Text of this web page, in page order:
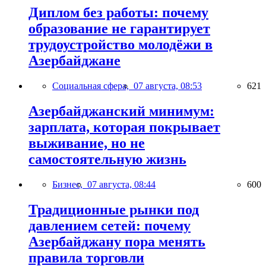
Диплом без работы: почему
образование не гарантирует
трудоустройство молодёжи в
Азербайджане
Социальная сфера, 07 августа, 08:53 621
Азербайджанский минимум:
зарплата, которая покрывает
выживание, но не
самостоятельную жизнь
Бизнес, 07 августа, 08:44 600
Традиционные рынки под
давлением сетей: почему
Азербайджану пора менять
правила торговли